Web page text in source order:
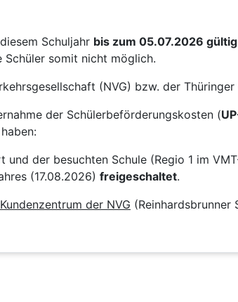
Schuljahr bis zum 05.07.2026 gültig
somit nicht möglich.
(NVG) bzw. der Thüringer
der Schülerbeförderungskosten (
haben:
der besuchten Schule (Regio 1 im
(17.08.2026) freigeschaltet.
der NVG